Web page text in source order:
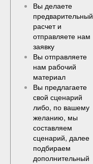
Вы делаете
предварительный
расчет и
отправляете нам
заявку
Вы отправляете
нам рабочий
материал
Вы предлагаете
свой сценарий
либо, по вашему
желанию, мы
составляем
сценарий, далее
подбираем
дополнительный